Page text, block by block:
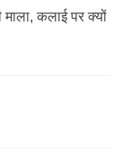
कलाई पर क्यों